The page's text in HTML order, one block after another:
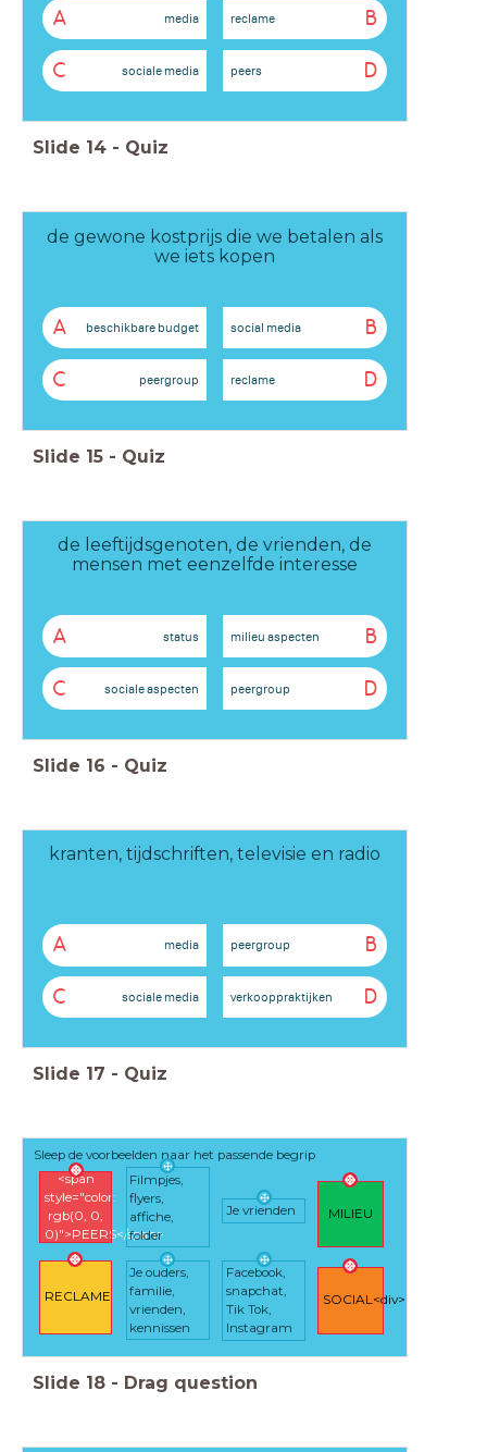
A media B
reclame
C sociale media D
peers
Slide 14 - Quiz
de gewone kostprijs die we betalen als
we iets kopen
A beschikbare budget B
social media
C peergroup D
reclame
Slide 15 - Quiz
de leeftijdsgenoten, de vrienden, de
mensen met eenzelfde interesse
A status B
milieu aspecten
C sociale aspecten D
peergroup
Slide 16 - Quiz
kranten, tijdschriften, televisie en radio
A media B
peergroup
C sociale media D
verkooppraktijken
Slide 17 - Quiz
Sleep de voorbeelden naar het passende begrip
<span
style="color:
rgb(0, 0,
0)">PEERS</span>
RECLAME
MILIEU
SOCIAL<div>MEDIA</div>
Je vrienden
Je ouders,
familie,
vrienden,
kennissen
Facebook,
snapchat,
Tik Tok,
Instagram
Filmpjes,
flyers,
affiche,
folder
Slide 18 - Drag question